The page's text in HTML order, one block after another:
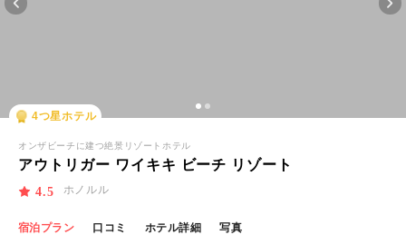
4つ星ホテル
オンザビーチに建つ絶景リゾートホテル
アウトリガー ワイキキ ビーチ リゾート
4.5 ホノルル
宿泊プラン 口コミ ホテル詳細 写真